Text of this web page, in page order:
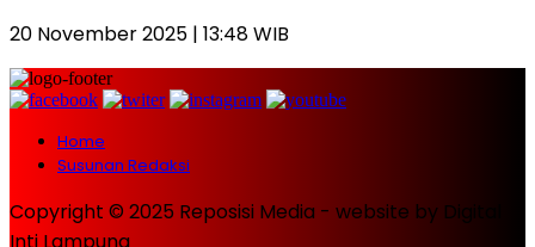
20 November 2025 | 13:48 WIB
Home
Susunan Redaksi
Copyright © 2025 Reposisi Media - website by Digital
Inti Lampung